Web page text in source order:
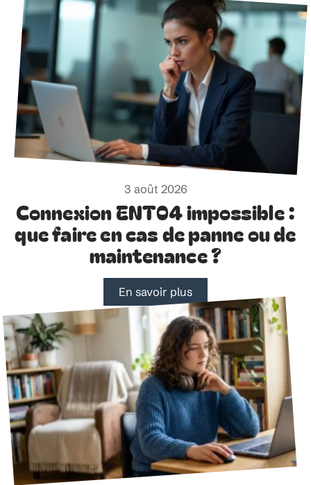
3 août 2026
Connexion ENT04 impossible :
que faire en cas de panne ou de
maintenance ?
En savoir plus